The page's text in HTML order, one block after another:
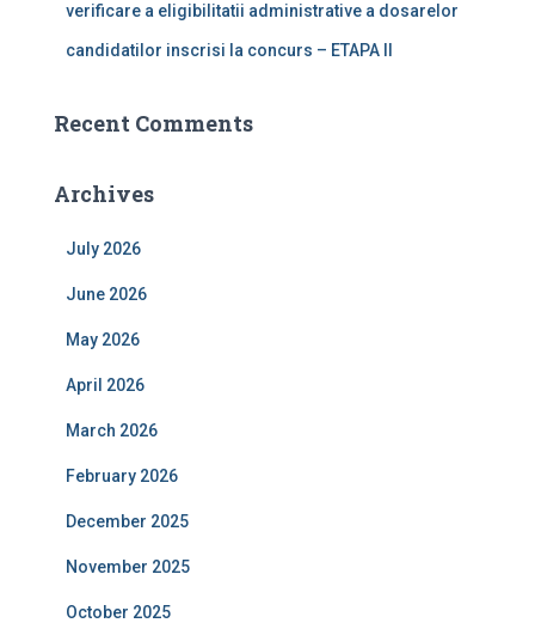
verificare a eligibilitatii administrative a dosarelor
candidatilor inscrisi la concurs – ETAPA II
Recent Comments
Archives
July 2026
June 2026
May 2026
April 2026
March 2026
February 2026
December 2025
November 2025
October 2025